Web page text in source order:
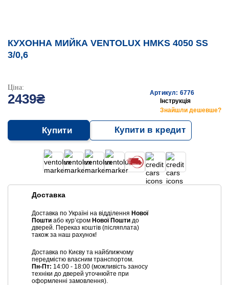
КУХОННА МИЙКА VENTOLUX HMKS 4050 SS
3/0,6
Ціна:
2439₴
Артикул: 6776
Інструкція
Знайшли дешевше?
Купити Купити в кредит
Доставка
Доставка по Україні на відділення Нової
Пошти або курʼєром Нової Пошти до
дверей. Переказ коштів (післяплата)
також за наш рахунок!
Доставка по Києву та найближчому
передмістю власним транспортом.
Пн-Пт: 14:00 - 18:00 (можливість заносу
техніки до дверей уточнюйте при
оформленні замовлення).